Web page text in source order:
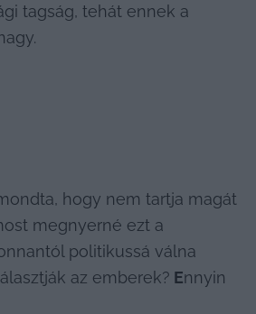
tagság, tehát ennek a
hogy nem tartja magát
megnyerné ezt a
politikussá válna
az emberek? Ennyin